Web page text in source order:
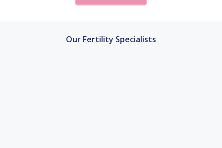
Our Fertility Specialists